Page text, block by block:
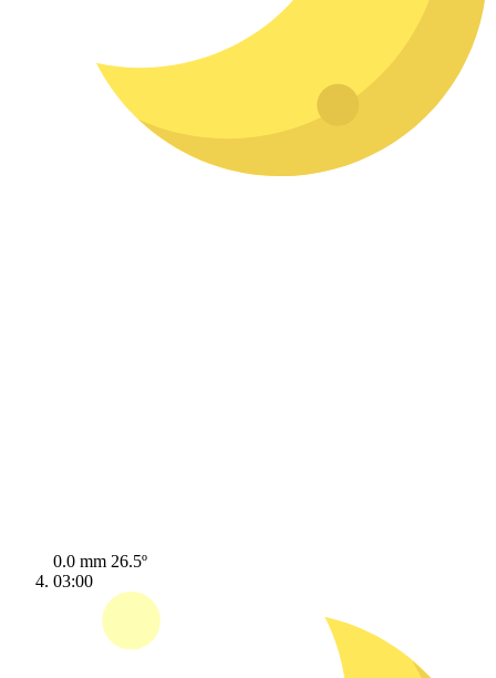
0.0 mm 26.5º
03:00